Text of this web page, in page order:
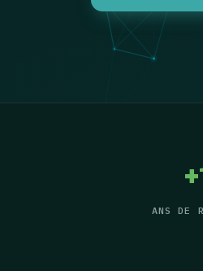
+
ANS DE